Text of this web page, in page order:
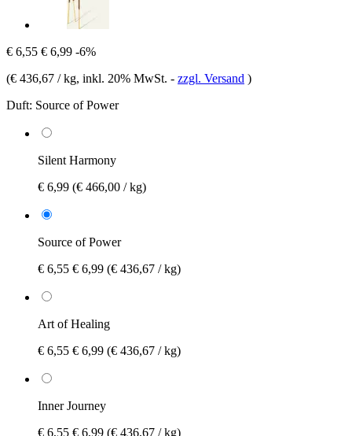
€ 6,55 € 6,99 -6%
(€ 436,67 / kg, inkl. 20% MwSt. - zzgl. Versand )
Duft: Source of Power
Silent Harmony
€ 6,99 (€ 466,00 / kg)
Source of Power
€ 6,55 € 6,99 (€ 436,67 / kg)
Art of Healing
€ 6,55 € 6,99 (€ 436,67 / kg)
Inner Journey
€ 6,55 € 6,99 (€ 436,67 / kg)